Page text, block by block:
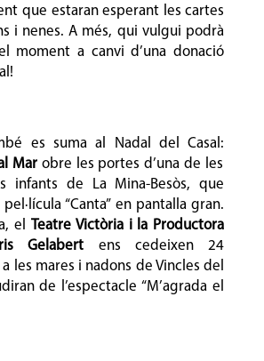
que estaran esperant les cartes
i nenes. A més, qui vulgui podrà
moment a canvi d’una donació
es suma al Nadal del Casal:
Marobre les portes d’una de les
infants de La Mina-Besòs, que
“Canta” en pantalla gran.
el Teatre Victòria i la Productora
Gelabert ens cedeixen 24
les mares i nadons de Vincles del
de l’espectacle “M’agrada el